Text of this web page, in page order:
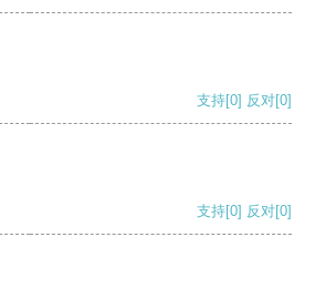
支持[0] 反对[0]
支持[0] 反对[0]